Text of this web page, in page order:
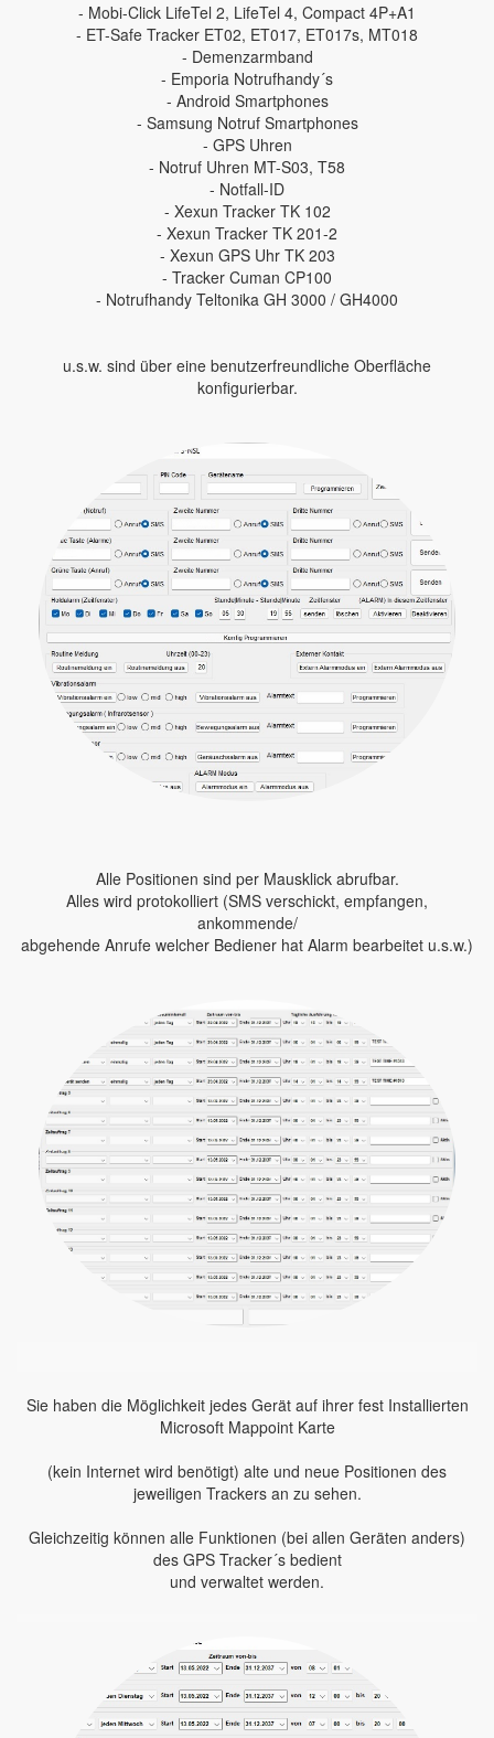
- Mobi-Click LifeTel 2, LifeTel 4, Compact 4P+A1
- ET-Safe Tracker ET02, ET017, ET017s, MT018
- Demenzarmband
- Emporia Notrufhandy´s
- Android Smartphones
- Samsung Notruf Smartphones
- GPS Uhren
- Notruf Uhren MT-S03, T58
- Notfall-ID
- Xexun Tracker TK 102
- Xexun Tracker TK 201-2
- Xexun GPS Uhr TK 203
- Tracker Cuman CP100
- Notrufhandy Teltonika GH 3000 / GH4000
u.s.w. sind über eine benutzerfreundliche Oberfläche
konfigurierbar.
Alle Positionen sind per Mausklick abrufbar.
Alles wird protokolliert (SMS verschickt, empfangen,
ankommende/
abgehende Anrufe welcher Bediener hat Alarm bearbeitet u.s.w.)
Sie haben die Möglichkeit jedes Gerät auf ihrer fest Installierten
Microsoft Mappoint Karte
(kein Internet wird benötigt) alte und neue Positionen des
jeweiligen Trackers an zu sehen.
Gleichzeitig können alle Funktionen (bei allen Geräten anders)
des GPS Tracker´s bedient
und verwaltet werden.